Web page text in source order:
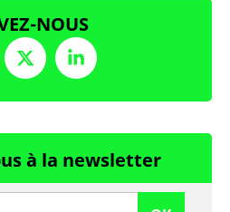
NOUS
à la newsletter